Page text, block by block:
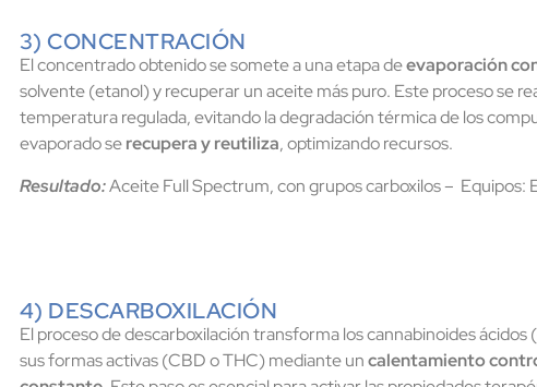
3) CONCENTRACIÓN
El concentrado obtenido se somete a una etapa deevaporación
solvente (etanol) y recuperar un aceite más puro. Este proceso se
temperatura regulada, evitando la degradación térmica de los
evaporado serecupera y reutiliza, optimizando recursos.
Resultado:Aceite Full Spectrum, con grupos carboxilos – Equipos:
4) DESCARBOXILACIÓN
El proceso de descarboxilación transforma los cannabinoides
sus formas activas (CBD o THC) mediante uncalentamiento